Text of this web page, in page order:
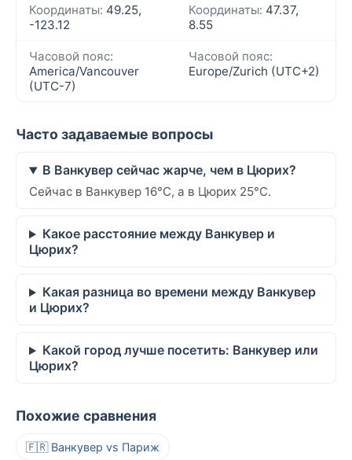
Координаты: 49.25,
-123.12
Координаты: 47.37,
8.55
Часовой пояс:
America/Vancouver
(UTC-7)
Часовой пояс:
Europe/Zurich (UTC+2)
Часто задаваемые вопросы
В Ванкувер сейчас жарче, чем в Цюрих?
Сейчас в Ванкувер 16°C, а в Цюрих 25°C.
Какое расстояние между Ванкувер и
Цюрих?
Какая разница во времени между Ванкувер
и Цюрих?
Какой город лучше посетить: Ванкувер или
Цюрих?
Похожие сравнения
🇫🇷 Ванкувер vs Париж